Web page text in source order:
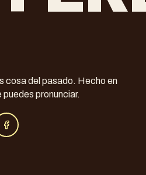
cosa del pasado. Hecho en
pronunciar.